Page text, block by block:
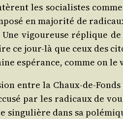
les socia­listes
en majo­ri­té de
vigou­reuse réplique de
ce jour-là que ceux des
espé­rance, comme on
entre la Chaux-de-
par les radi­caux de
sin­gu­lière dans sa